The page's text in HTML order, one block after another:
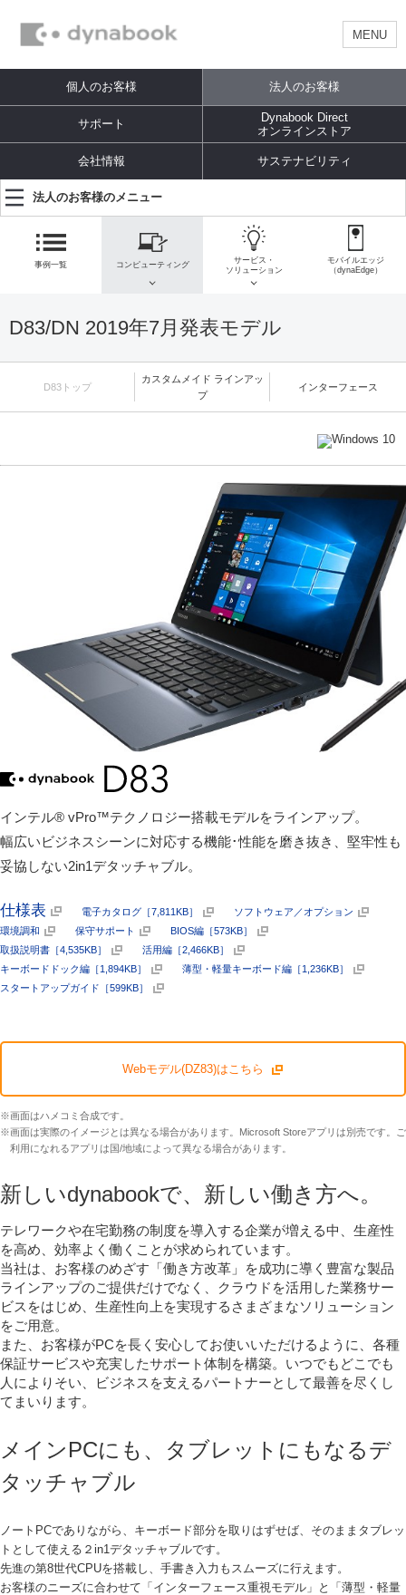
MENU
個人のお客様 法人のお客様
サポート
Dynabook Direct
オンラインストア
会社情報 サステナビリティ
法人のお客様のメニュー
事例一覧 コンピューティング
サービス・
ソリューション
モバイルエッジ
（dynaEdge）
D83/DN 2019年7月発表モデル
D83トップ
カスタムメイド ラインアッ
プ
インターフェース
インテル® vPro™テクノロジー搭載モデルをラインアップ。
幅広いビジネスシーンに対応する機能･性能を磨き抜き、堅牢性も
妥協しない2in1デタッチャブル。
仕様表 電子カタログ［7,811KB］
ソフトウェア／オプション
環境調和
保守サポート
BIOS編［573KB］
取扱説明書［4,535KB］
活用編［2,466KB］
キーボードドック編［1,894KB］
薄型・軽量キーボード編［1,236KB］
スタートアップガイド［599KB］
Webモデル(DZ83)はこちら
※画面はハメコミ合成です。
※画面は実際のイメージとは異なる場合があります。Microsoft Storeアプリは別売です。ご
利用になれるアプリは国/地域によって異なる場合があります。
新しいdynabookで、新しい働き方へ。
テレワークや在宅勤務の制度を導入する企業が増える中、生産性
を高め、効率よく働くことが求められています。
当社は、お客様のめざす「働き方改革」を成功に導く豊富な製品
ラインアップのご提供だけでなく、クラウドを活用した業務サー
ビスをはじめ、生産性向上を実現するさまざまなソリューション
をご用意。
また、お客様がPCを長く安心してお使いいただけるように、各種
保証サービスや充実したサポート体制を構築。いつでもどこでも
人によりそい、ビジネスを支えるパートナーとして最善を尽くし
てまいります。
メインPCにも、タブレットにもなるデ
タッチャブル
ノートPCでありながら、キーボード部分を取りはずせば、そのままタブレッ
トとして使える２in1デタッチャブルです。
先進の第8世代CPUを搭載し、手書き入力もスムーズに行えます。
お客様のニーズに合わせて「インターフェース重視モデル」と「薄型・軽量